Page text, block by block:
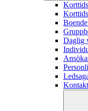
Daglig